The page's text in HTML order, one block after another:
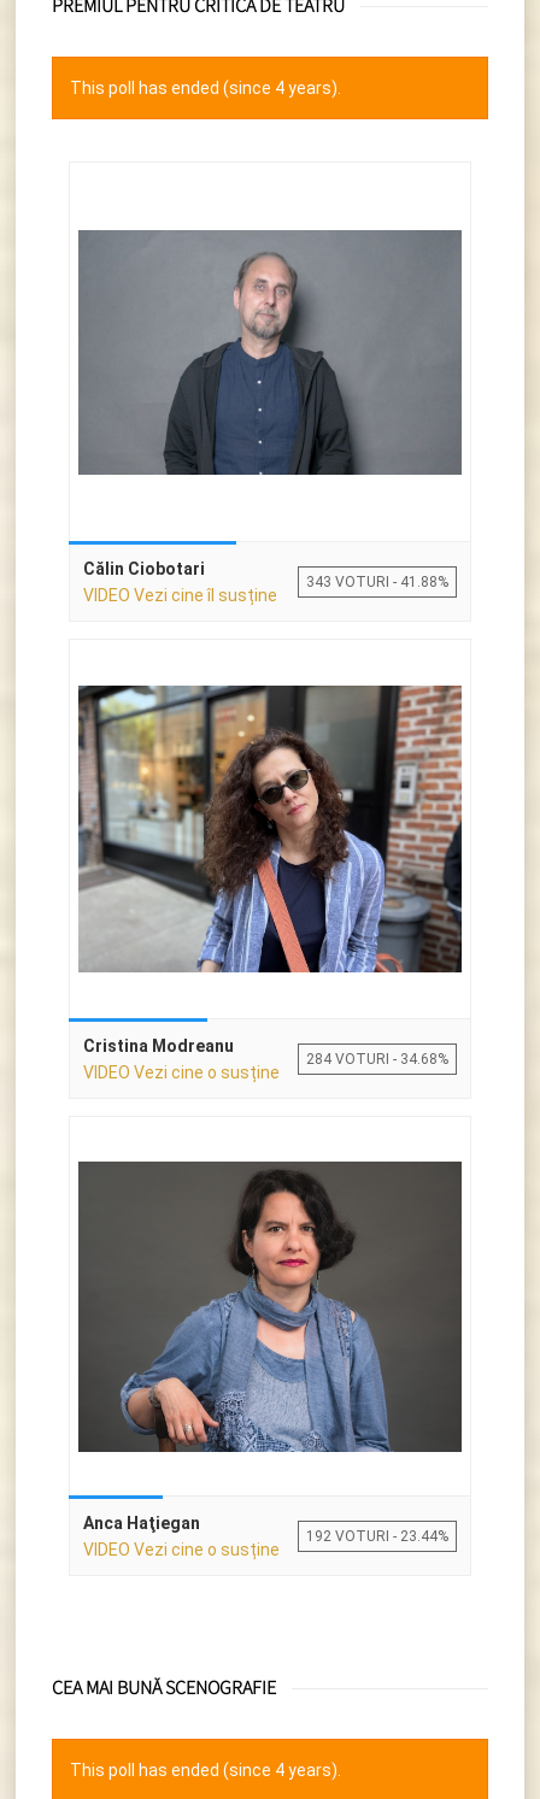
PREMIUL PENTRU CRITICĂ DE TEATRU
This poll has ended (since 4 years).
Călin Ciobotari
VIDEO Vezi cine îl susține
343 VOTURI - 41.88%
Cristina Modreanu
VIDEO Vezi cine o susține
284 VOTURI - 34.68%
Anca Haţiegan
VIDEO Vezi cine o susține
192 VOTURI - 23.44%
CEA MAI BUNĂ SCENOGRAFIE
This poll has ended (since 4 years).